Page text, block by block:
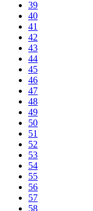
39
40
41
42
43
44
45
46
47
48
49
50
51
52
53
54
55
56
57
58